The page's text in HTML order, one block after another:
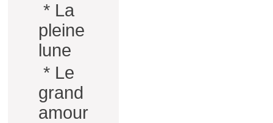
* La
pleine
lune
* Le
grand
amour